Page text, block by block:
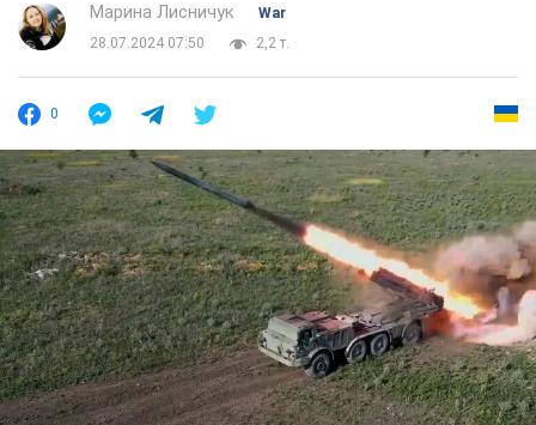
Марина Лисничук
War
28.07.2024 07:50
2,2 т.
0